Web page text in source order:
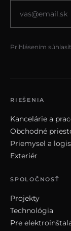
Prihlásením
RIEŠENIA
Kancelárie a
Obchodné
Priemysel a
Exteriér
SPOLOČNOSŤ
Projekty
Technológia
Pre